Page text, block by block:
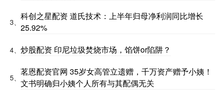
3、
科创之星配资 道氏技术：上半年归母净利润同比增长
25.92%
4、 炒股配资 印尼垃圾焚烧市场，馅饼or陷阱？
5、
茗恩配资官网 35岁女高管立遗赠，千万资产赠予小姨！
文书明确归小姨个人所有与其配偶无关